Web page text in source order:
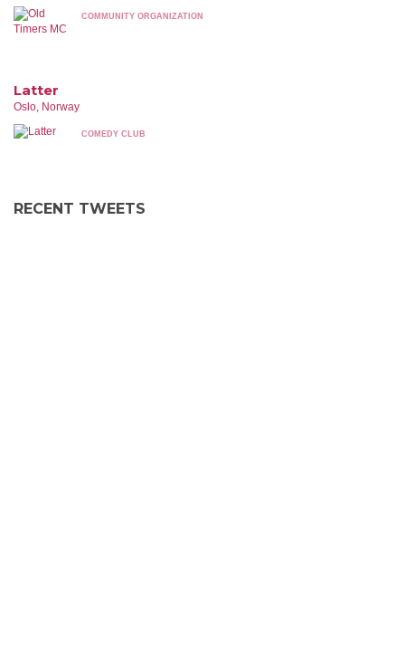
COMMUNITY ORGANIZATION
Latter
Oslo, Norway
COMEDY CLUB
RECENT TWEETS